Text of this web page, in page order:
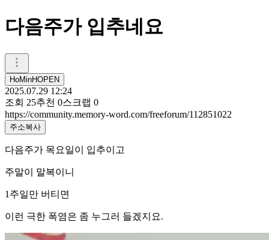
다음주가 입추네요
HoMinHOPEN
2025.07.29 12:24
조회 25추천 0스크랩 0
https://community.memory-word.com/freeforum/112851022
주소복사
다음주가 목요일이 입추이고
주말이 말복이니
1주일만 버티면
이런 극한 폭염은 좀 누그러 들겠지요.